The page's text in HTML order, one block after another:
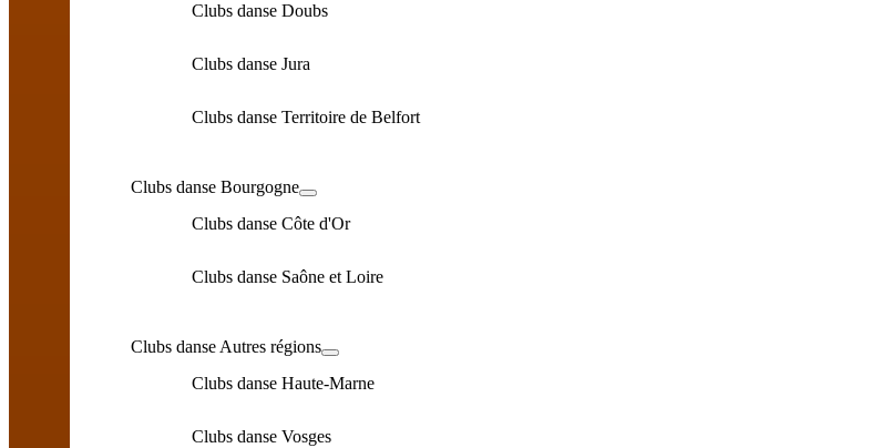
Clubs danse Doubs
Clubs danse Jura
Clubs danse Territoire de Belfort
Clubs danse Bourgogne
Clubs danse Côte d'Or
Clubs danse Saône et Loire
Clubs danse Autres régions
Clubs danse Haute-Marne
Clubs danse Vosges